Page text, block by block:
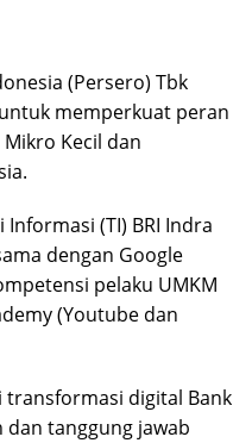
(Persero) Tbk
memperkuat peran
Kecil dan
(TI) BRI Indra
dengan Google
pelaku UMKM
(Youtube dan
transformasi digital Bank
dan tanggung jawab